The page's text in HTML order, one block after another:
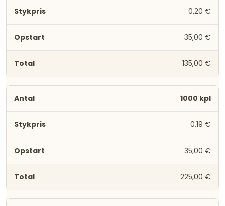
0,20 €
35,00 €
135,00 €
1000 kpl
0,19 €
35,00 €
225,00 €